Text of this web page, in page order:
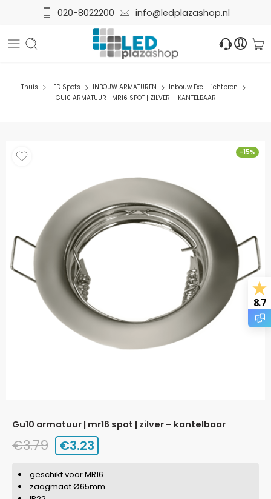
020-8022200 info@ledplazashop.nl
Thuis LED Spots INBOUW ARMATUREN
Inbouw Excl. Lichtbron
GU10 ARMATUUR | MR16 SPOT | ZILVER – KANTELBAAR
-15%
gu10 armatuur | mr16 spot | zilver – kantelbaar
€3.79 €3.23
geschikt voor MR16
zaagmaat Ø65mm
8.7